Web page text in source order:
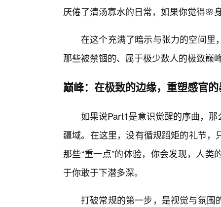
厌倦了清汤寡水的日常，如果你觉得🌸
在这个充满了暗示与张力的空间里
那些被禁锢的、属于极少数人的极致巅
巅峰：在极致的边缘，重塑感官
如果说Part1是意识觉醒的序曲，
疆域。在这里，没有循规蹈矩的礼节
那些“重一点”的体验，你会发现，人
于你敢于下潜多深。
打破常规的第一步，是视觉与氛围